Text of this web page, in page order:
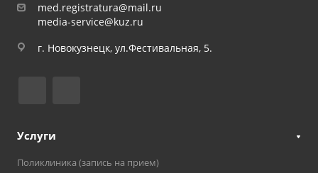
med.registratura@mail.ru
media-service@kuz.ru
г. Новокузнецк, ул.Фестивальная, 5.
Услуги
Поликлиника (запись на прием)